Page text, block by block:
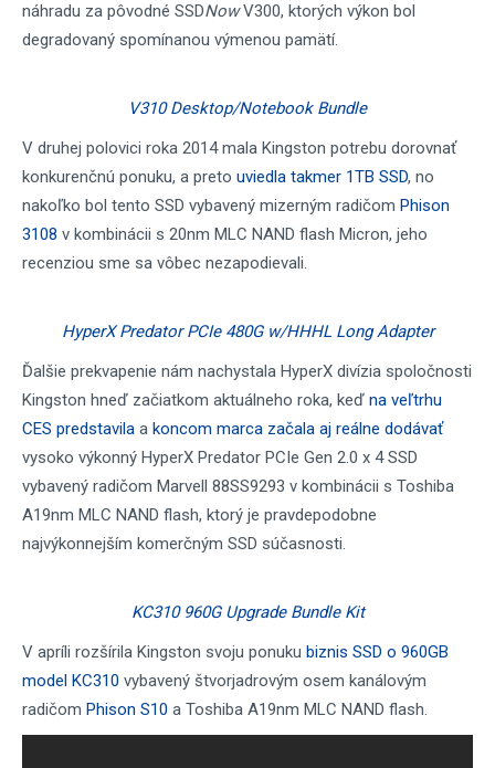
náhradu za pôvodné SSDNowV300, ktorých výkon bol
degradovaný spomínanou výmenou pamätí.
V310 Desktop/Notebook Bundle
V druhej polovici roka 2014 mala Kingston potrebu dorovnať
konkurenčnú ponuku, a preto uviedla takmer 1TB SSD, no
nakoľko bol tento SSD vybavený mizerným radičom Phison
3108 v kombinácii s 20nm MLC NAND flash Micron, jeho
recenziou sme sa vôbec nezapodievali.
HyperX Predator PCIe 480G w/HHHL Long Adapter
Ďalšie prekvapenie nám nachystala HyperX divízia spoločnosti
Kingston hneď začiatkom aktuálneho roka, keď na veľtrhu
CES predstavila a koncom marca začala aj reálne dodávať
vysoko výkonný HyperX Predator PCIe Gen 2.0 x 4 SSD
vybavený radičom Marvell 88SS9293 v kombinácii s Toshiba
A19nm MLC NAND flash, ktorý je pravdepodobne
najvýkonnejším komerčným SSD súčasnosti.
KC310 960G Upgrade Bundle Kit
V apríli rozšírila Kingston svoju ponuku biznis SSD o 960GB
model KC310 vybavený štvorjadrovým osem kanálovým
radičom Phison S10 a Toshiba A19nm MLC NAND flash.